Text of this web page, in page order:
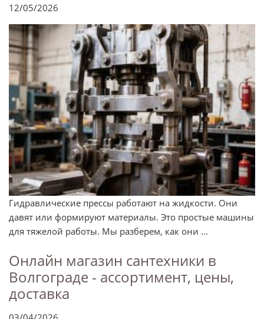
12/05/2026
Гидравлические прессы работают на жидкости. Они
давят или формируют материалы. Это простые машины
для тяжелой работы. Мы разберем, как они ...
Онлайн магазин сантехники в
Волгограде - ассортимент, цены,
доставка